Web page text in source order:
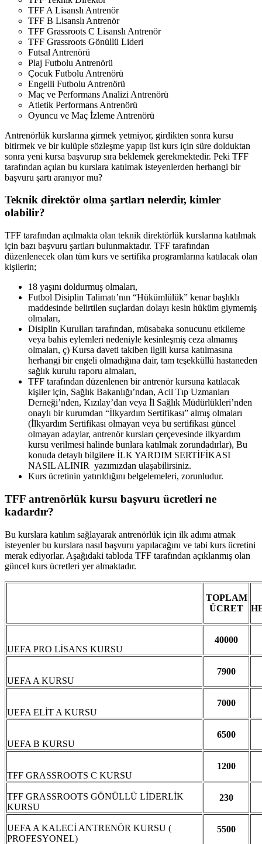
TFF A Lisanslı Antrenör
TFF B Lisanslı Antrenör
TFF Grassroots C Lisanslı Antrenör
TFF Grassroots Gönüllü Lideri
Futsal Antrenörü
Plaj Futbolu Antrenörü
Çocuk Futbolu Antrenörü
Engelli Futbolu Antrenörü
Maç ve Performans Analizi Antrenörü
Atletik Performans Antrenörü
Oyuncu ve Maç İzleme Antrenörü
Antrenörlük kurslarına girmek yetmiyor, girdikten sonra kursu
bitirmek ve bir kulüple sözleşme yapıp üst kurs için süre dolduktan
sonra yeni kursa başvurup sıra beklemek gerekmektedir. Peki TFF
tarafından açılan bu kurslara katılmak isteyenlerden herhangi bir
başvuru şartı aranıyor mu?
Teknik direktör olma şartları nelerdir, kimler
olabilir?
TFF tarafından açılmakta olan teknik direktörlük kurslarına katılmak
için bazı başvuru şartları bulunmaktadır. TFF tarafından
düzenlenecek olan tüm kurs ve sertifika programlarına katılacak olan
kişilerin;
18 yaşını doldurmuş olmaları,
Futbol Disiplin Talimatı’nın “Hükümlülük” kenar başlıklı
maddesinde belirtilen suçlardan dolayı kesin hüküm giymemiş
olmaları,
Disiplin Kurulları tarafından, müsabaka sonucunu etkileme
veya bahis eylemleri nedeniyle kesinleşmiş ceza almamış
olmaları, ç) Kursa daveti takiben ilgili kursa katılmasına
herhangi bir engeli olmadığına dair, tam teşekküllü hastaneden
sağlık kurulu raporu almaları,
TFF tarafından düzenlenen bir antrenör kursuna katılacak
kişiler için, Sağlık Bakanlığı’ndan, Acil Tıp Uzmanları
Derneği’nden, Kızılay’dan veya İl Sağlık Müdürlükleri’nden
onaylı bir kurumdan “İlkyardım Sertifikası” almış olmaları
(İlkyardım Sertifikası olmayan veya bu sertifikası güncel
olmayan adaylar, antrenör kursları çerçevesinde ilkyardım
kursu verilmesi halinde bunlara katılmak zorundadırlar), Bu
konuda detaylı bilgilere İLK YARDIM SERTİFİKASI
NASIL ALINIR yazımızdan ulaşabilirsiniz.
Kurs ücretinin yatırıldığını belgelemeleri, zorunludur.
TFF antrenörlük kursu başvuru ücretleri ne
kadardır?
Bu kurslara katılım sağlayarak antrenörlük için ilk adımı atmak
isteyenler bu kurslara nasıl başvuru yapılacağını ve tabi kurs ücretini
merak ediyorlar. Aşağıdaki tabloda TFF tarafından açıklanmış olan
güncel kurs ücretleri yer almaktadır.
TOPLAM
ÜCRET
UEFA PRO LİSANS KURSU
40000
UEFA A KURSU
7900
UEFA ELİT A KURSU
7000
UEFA B KURSU
6500
TFF GRASSROOTS C KURSU
1200
TFF GRASSROOTS GÖNÜLLÜ LİDERLİK
KURSU
230
UEFA A KALECİ ANTRENÖR KURSU (
PROFESYONEL)
5500